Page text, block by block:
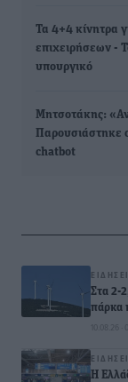
Τα 4+4 κίνητρα
επιχειρήσεων -
υπουργικό
Μητσοτάκης:
Παρουσιάστηκε
chatbot
Στα 2-
πάρκα
10.08.26 ·
Η